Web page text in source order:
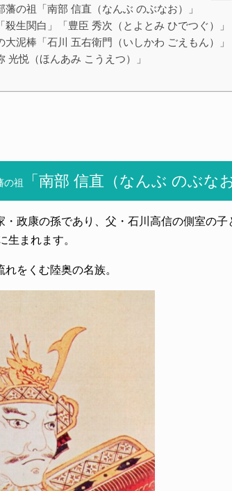
の祖「南部 信直（なんぶ のぶなお）」
生関白」「豊臣 秀次（とよとみ ひでつぐ）」
泥棒「石川 五右衛門（いしかわ ごえもん）」
光悦（ほんあみ こうえつ）」
の祖 「南部 信直（なんぶ のぶなお
・政康の孫であり、父・石川高信の側室の子
生まれます。
をくむ陸奥の名族。